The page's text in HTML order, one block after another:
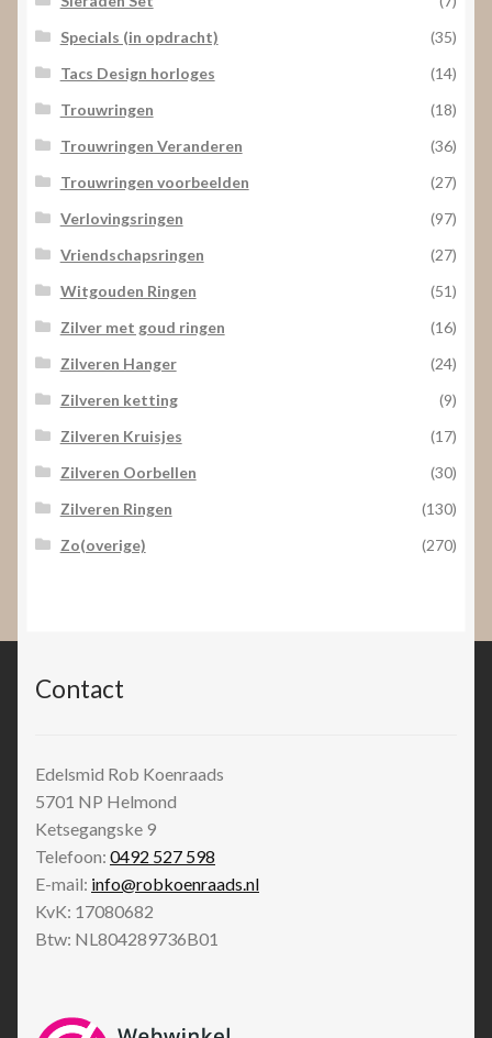
Specials (in opdracht)
(35)
Tacs Design horloges
(14)
Trouwringen
(18)
Trouwringen Veranderen
(36)
Trouwringen voorbeelden
(27)
Verlovingsringen
(97)
Vriendschapsringen
(27)
Witgouden Ringen
(51)
Zilver met goud ringen
(16)
Zilveren Hanger
(24)
Zilveren ketting
(9)
Zilveren Kruisjes
(17)
Zilveren Oorbellen
(30)
Zilveren Ringen
(130)
Zo(overige)
(270)
Contact
Edelsmid Rob Koenraads
5701 NP Helmond
Ketsegangske 9
Telefoon: 0492 527 598
E-mail: info@robkoenraads.nl
KvK: 17080682
Btw: NL804289736B01